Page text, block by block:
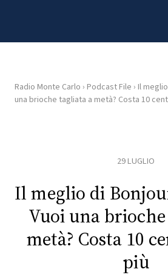
HOME
RADIO
PLAYLIST
Radio Monte Carlo › Podcast File › Il
una brioche tagliata a metà? Costa 10
29 LUGLIO
Il meglio di
Vuoi una
metà? Costa 10
più